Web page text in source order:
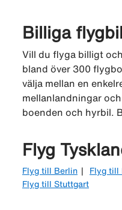
Billiga
Vill du flyga billigt
bland över 300
välja mellan en
mellanlandningar
boenden och hyrbil.
Flyg
Flyg till Berlin Flyg till
Flyg till Stuttgart